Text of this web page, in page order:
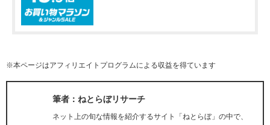
※本ページはアフィリエイトプログラムによる収益を得ています
筆者：ねとらぼリサーチ
ネット上の旬な情報を紹介するサイト「ねとらぼ」の中で、